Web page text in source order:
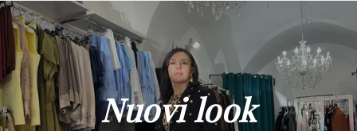
Nuovi look